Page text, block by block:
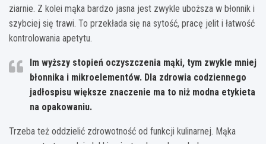
ziarnie. Z kolei mąka bardzo jasna jest zwykle uboższa w błonnik i
szybciej się trawi. To przekłada się na sytość, pracę jelit i łatwość
kontrolowania apetytu.
Im wyższy stopień oczyszczenia mąki, tym zwykle mniej
błonnika i mikroelementów. Dla zdrowia codziennego
jadłospisu większe znaczenie ma to niż modna etykieta
na opakowaniu.
Trzeba też oddzielić zdrowotność od funkcji kulinarnej. Mąka